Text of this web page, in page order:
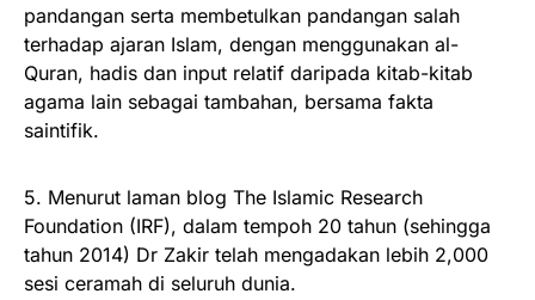
pandangan serta membetulkan pandangan salah
terhadap ajaran Islam, dengan menggunakan al-
Quran, hadis dan input relatif daripada kitab-kitab
agama lain sebagai tambahan, bersama fakta
saintifik.
5. Menurut laman blog The Islamic Research
Foundation (IRF), dalam tempoh 20 tahun (sehingga
tahun 2014) Dr Zakir telah mengadakan lebih 2,000
sesi ceramah di seluruh dunia.